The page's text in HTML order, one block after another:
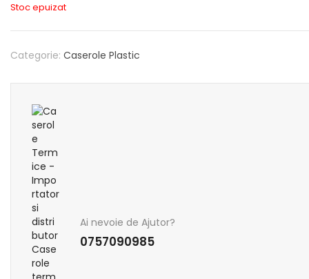
Stoc epuizat
Categorie: Caserole Plastic
Ai nevoie de Ajutor?
0757090985